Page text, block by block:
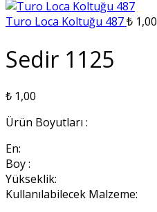
Turo Loca Koltuğu 487₺ 1,00
Sedir 1125
₺ 1,00
Ürün Boyutları :
En:
Boy :
Yükseklik:
Kullanılabilecek Malzeme: